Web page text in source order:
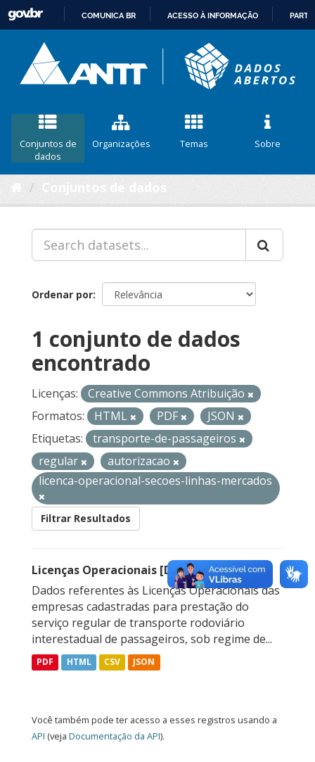
CONTEÚDO
COMUNICA BR ACESSO À INFORMAÇÃO
Conjuntos de
dados
Organizações Temas Sobre
Ordenar por
1 conjunto de dados
encontrado
Licenças:
Creative Commons Atribuição
Formatos:
HTML PDF
JSON
Etiquetas:
transporte-de-passageiros
regular
autorizacao
licenca-operacional-secoes-linhas-mercados
Filtrar Resultados
Licenças Operacionais [Descontinuado]
Dados referentes às Licenças Operacionais das
empresas cadastradas para prestação do
serviço regular de transporte rodoviário
interestadual de passageiros, sob regime de...
PDF HTML CSV JSON
Você também pode ter acesso a esses registros usando a
API (veja Documentação da API).